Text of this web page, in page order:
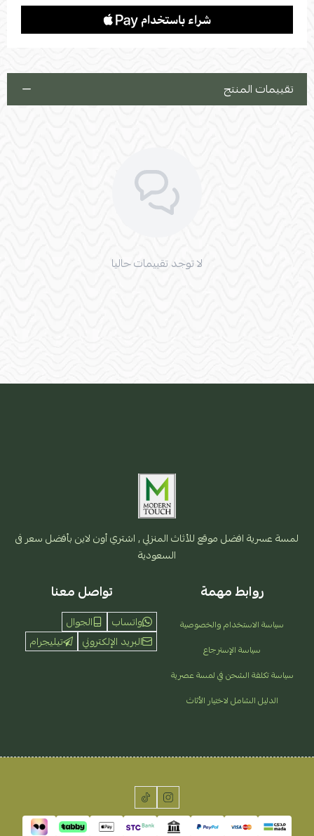
تقييمات المنتج
لا توجد تقييمات حاليا
لمسة عسرية افضل موقع للأثاث المنزلي , اشتري أون لاين بأفضل سعر فى
السعودية
روابط مهمة
سياسة الاستخدام والخصوصية
سياسة الإسترجاع
سياسة تكلفة الشحن في لمسة عصرية
الدليل الشامل لاختيار الأثاث
تواصل معنا
واتساب
الجوال
البريد الإلكتروني
تيليجرام